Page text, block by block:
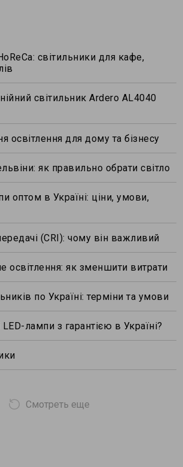
світильники для кафе,
світильник Ardero AL4040
освітлення для дому та бізнесу
як правильно обрати світло
оптом в Україні: ціни, умови,
(CRI): чому він важливий
освітлення: як зменшити витрати
по Україні: терміни та умови
лампи з гарантією в Україні?
Смотреть еще